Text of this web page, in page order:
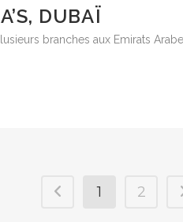
DUBAÏ
branches aux Emirats
1 2